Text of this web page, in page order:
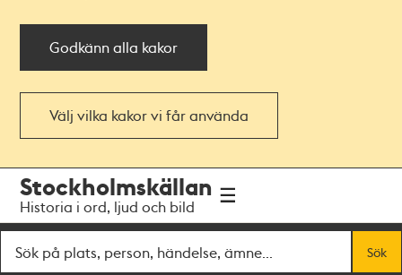
Godkänn alla kakor
Välj vilka kakor vi får använda
navigationen
huvudinnehållet
Stockholmskällan
Historia i ord, ljud och bild
Sök